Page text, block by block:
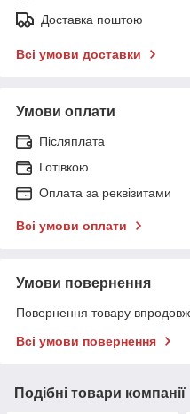
Доставка поштою
Всі умови доставки
Умови оплати
Післяплата
Готівкою
Оплата за реквізитами
Всі умови оплати
Умови повернення
Повернення товару
Всі умови повернення
Подібні товари компанії